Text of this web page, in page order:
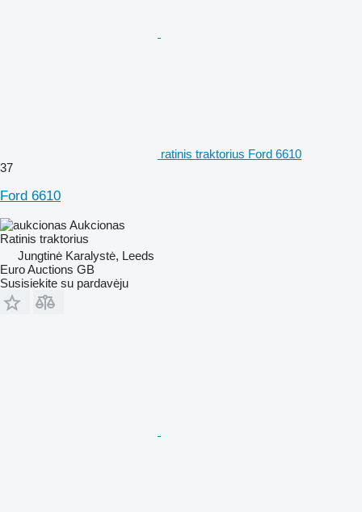
ratinis traktorius Ford 6610
37
Ford 6610
Aukcionas
Ratinis traktorius
Jungtinė Karalystė, Leeds
Euro Auctions GB
Susisiekite su pardavėju